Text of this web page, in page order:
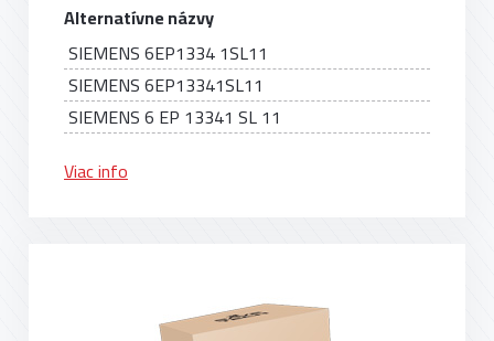
Alternatívne názvy
SIEMENS 6EP1334 1SL11
SIEMENS 6EP13341SL11
SIEMENS 6 EP 13341 SL 11
Viac info